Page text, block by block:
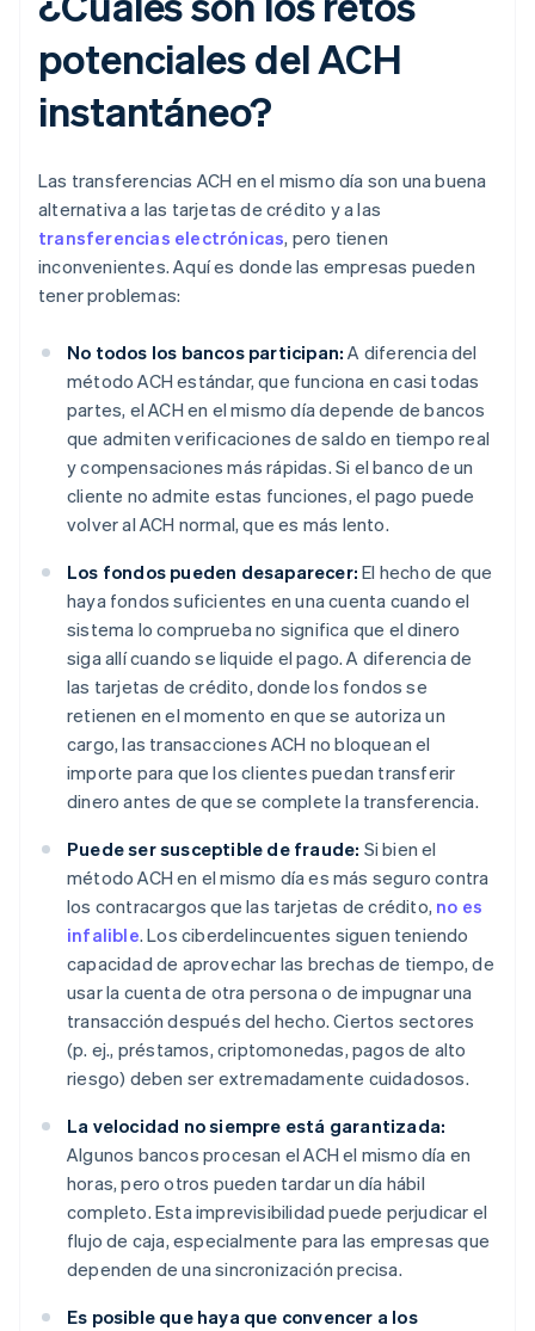
potenciales del ACH
instantáneo?
Las transferencias ACH en el mismo día son una buena
alternativa a las tarjetas de crédito y a las
transferencias electrónicas, pero tienen
inconvenientes. Aquí es donde las empresas pueden
tener problemas:
No todos los bancos participan: A diferencia del
método ACH estándar, que funciona en casi todas
partes, el ACH en el mismo día depende de bancos
que admiten verificaciones de saldo en tiempo real
y compensaciones más rápidas. Si el banco de un
cliente no admite estas funciones, el pago puede
volver al ACH normal, que es más lento.
Los fondos pueden desaparecer: El hecho de que
haya fondos suficientes en una cuenta cuando el
sistema lo comprueba no significa que el dinero
siga allí cuando se liquide el pago. A diferencia de
las tarjetas de crédito, donde los fondos se
retienen en el momento en que se autoriza un
cargo, las transacciones ACH no bloquean el
importe para que los clientes puedan transferir
dinero antes de que se complete la transferencia.
Puede ser susceptible de fraude: Si bien el
método ACH en el mismo día es más seguro contra
los contracargos que las tarjetas de crédito, no es
infalible. Los ciberdelincuentes siguen teniendo
capacidad de aprovechar las brechas de tiempo, de
usar la cuenta de otra persona o de impugnar una
transacción después del hecho. Ciertos sectores
(p. ej., préstamos, criptomonedas, pagos de alto
riesgo) deben ser extremadamente cuidadosos.
La velocidad no siempre está garantizada:
Algunos bancos procesan el ACH el mismo día en
horas, pero otros pueden tardar un día hábil
completo. Esta imprevisibilidad puede perjudicar el
flujo de caja, especialmente para las empresas que
dependen de una sincronización precisa.
Es posible que haya que convencer a los